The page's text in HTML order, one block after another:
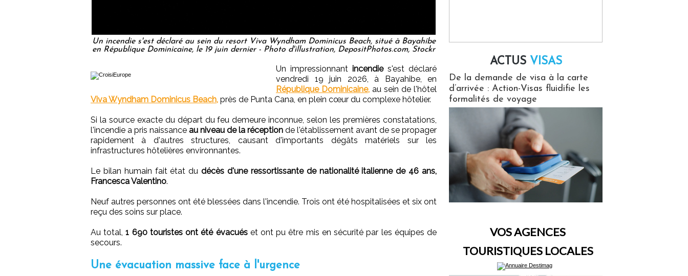
Un incendie s'est déclaré au sein du resort Viva Wyndham Dominicus Beach, situé à Bayahíbe
en République Dominicaine, le 19 juin dernier - Photo d'illustration, DepositPhotos.com, Stockr
Un impressionnant incendies'est déclaré
vendredi 19 juin 2026, à Bayahibe, en
République Dominicaine, au sein de l'hôtel
Viva Wyndham Dominicus Beach, près de Punta Cana, en plein cœur du complexe hôtelier.
Si la source exacte du départ du feu demeure inconnue, selon les premières constatations,
l'incendie a pris naissance au niveau de la réception de l'établissement avant de se propager
rapidement à d'autres structures, causant d'importants dégâts matériels sur les
infrastructures hôtelières environnantes.
Le bilan humain fait état dudécès d'une ressortissante de nationalité italienne de 46 ans,
Francesca Valentino.
Neuf autres personnes ont été blessées dans l'incendie. Trois ont été hospitalisées et six ont
reçu des soins sur place.
Au total,1 690 touristes ont été évacuéset ont pu être mis en sécurité par les équipes de
secours.
Une évacuation massive face à l'urgence
ACTUS VISAS
De la demande de visa à la carte
d’arrivée : Action-Visas fluidifie les
formalités de voyage
VOS AGENCES
TOURISTIQUES LOCALES